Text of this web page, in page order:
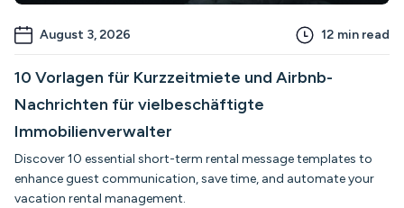
August 3, 2026 12 min read
10 Vorlagen für Kurzzeitmiete und Airbnb-
Nachrichten für vielbeschäftigte
Immobilienverwalter
Discover 10 essential short-term rental message templates to
enhance guest communication, save time, and automate your
vacation rental management.